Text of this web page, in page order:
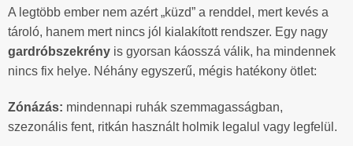
A legtöbb ember nem azért „küzd” a renddel, mert kevés a
tároló, hanem mert nincs jól kialakított rendszer. Egy nagy
gardróbszekrény is gyorsan káosszá válik, ha mindennek
nincs fix helye. Néhány egyszerű, mégis hatékony ötlet:
Zónázás: mindennapi ruhák szemmagasságban,
szezonális fent, ritkán használt holmik legalul vagy legfelül.